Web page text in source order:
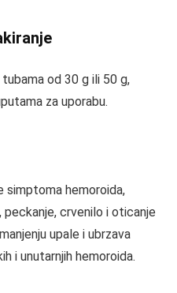
od 30 g ili 50 g,
za uporabu.
simptoma hemoroida,
peckanje, crvenilo i oticanje
upale i ubrzava
i unutarnjih hemoroida.